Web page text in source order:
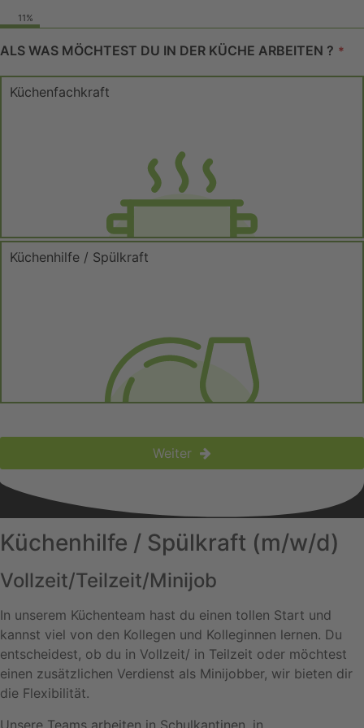
11%
ALS WAS MÖCHTEST DU IN DER KÜCHE ARBEITEN ? *
Küchenfachkraft
Küchenhilfe / Spülkraft
Weiter
Küchenhilfe / Spülkraft (m/w/d)
Vollzeit/Teilzeit/Minijob
In unserem Küchenteam hast du einen tollen Start und
kannst viel von den Kollegen und Kolleginnen lernen. Du
entscheidest, ob du in Vollzeit/ in Teilzeit oder möchtest
einen zusätzlichen Verdienst als Minijobber, wir bieten dir
die Flexibilität.
Unsere Teams arbeiten in Schulkantinen, in